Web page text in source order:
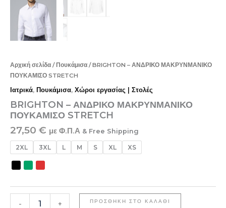
Αρχική σελίδα /Πουκάμισα / BRIGHTON – ΑΝΔΡΙΚΟ ΜΑΚΡΥΝΜΑΝΙΚΟ
ΠΟΥΚΑΜΙΣΟ STRETCH
Ιατρικά, Πουκάμισα, Χώροι εργασίας | Στολές
BRIGHTON – ΑΝΔΡΙΚΟ ΜΑΚΡΥΝΜΑΝΙΚΟ
ΠΟΥΚΑΜΙΣΟ STRETCH
27,50 € με Φ.Π.Α & Free Shipping
2XL 3XL L M S XL XS
- + ΠΡΟΣΘΉΚΗ ΣΤΟ ΚΑΛΆΘΙ